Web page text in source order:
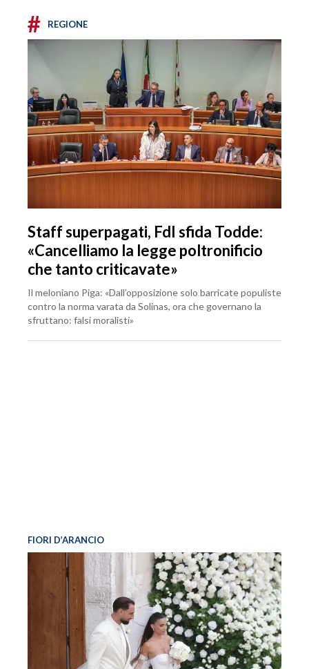
# REGIONE
Staff superpagati, FdI sfida Todde:
«Cancelliamo la legge poltronificio
che tanto criticavate»
Il meloniano Piga: «Dall’opposizione solo barricate populiste
contro la norma varata da Solinas, ora che governano la
sfruttano: falsi moralisti»
FIORI D’ARANCIO